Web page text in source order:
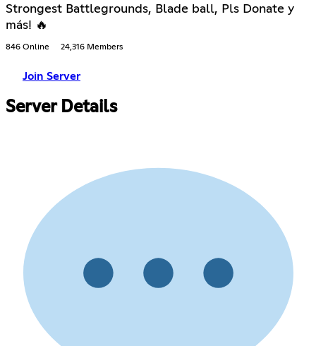
Strongest Battlegrounds, Blade ball, Pls Donate y
más! 🔥
846 Online 24,316 Members
Join Server
Server Details